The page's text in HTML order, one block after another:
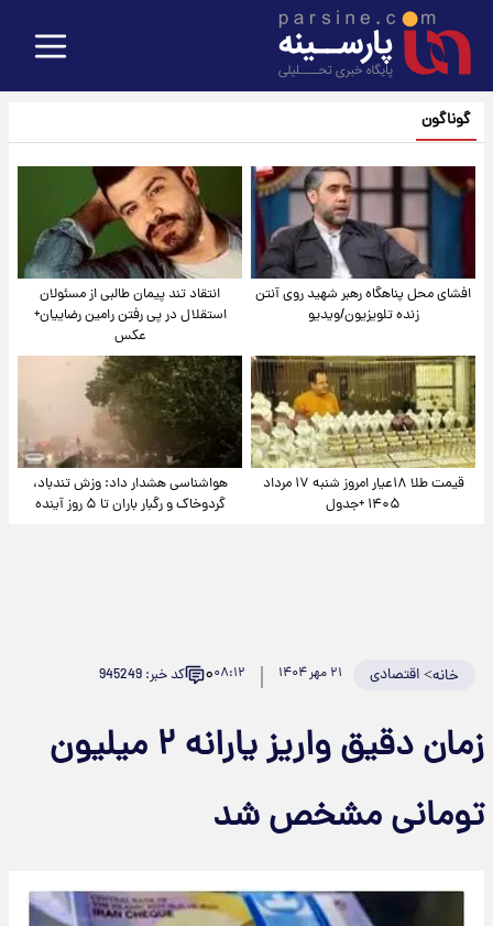
گوناگون
افشای محل پناهگاه‌ رهبر شهید روی آنتن
زنده تلویزیون/ویدیو
انتقاد تند پیمان طالبی از مسئولان
استقلال در پی رفتن رامین رضاییان+
عکس
قیمت طلا ۱۸عیار امروز شنبه ۱۷ مرداد
۱۴۰۵ +جدول
هواشناسی هشدار داد: وزش تندباد،
گردوخاک و رگبار باران تا ۵ روز آینده
خانه>اقتصادی ۲۱ مهر ۱۴۰۴ ۰۸:۱۲۰ کد خبر: 945249
زمان دقیق واریز یارانه ۲ میلیون
تومانی مشخص شد